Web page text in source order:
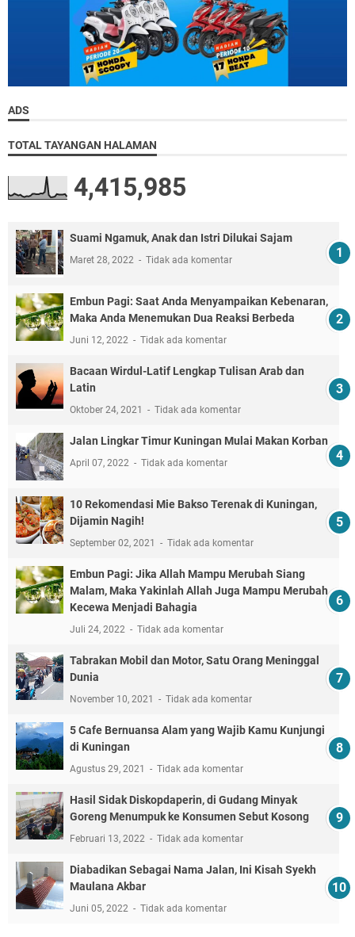
ADS
TOTAL TAYANGAN HALAMAN
4,415,985
Suami Ngamuk, Anak dan Istri Dilukai Sajam
Maret 28, 2022 Tidak ada komentar
Embun Pagi: Saat Anda Menyampaikan Kebenaran,
Maka Anda Menemukan Dua Reaksi Berbeda
Juni 12, 2022 Tidak ada komentar
Bacaan Wirdul-Latif Lengkap Tulisan Arab dan
Latin
Oktober 24, 2021 Tidak ada komentar
Jalan Lingkar Timur Kuningan Mulai Makan Korban
April 07, 2022 Tidak ada komentar
10 Rekomendasi Mie Bakso Terenak di Kuningan,
Dijamin Nagih!
September 02, 2021 Tidak ada komentar
Embun Pagi: Jika Allah Mampu Merubah Siang
Malam, Maka Yakinlah Allah Juga Mampu Merubah
Kecewa Menjadi Bahagia
Juli 24, 2022 Tidak ada komentar
Tabrakan Mobil dan Motor, Satu Orang Meninggal
Dunia
November 10, 2021 Tidak ada komentar
5 Cafe Bernuansa Alam yang Wajib Kamu Kunjungi
di Kuningan
Agustus 29, 2021 Tidak ada komentar
Hasil Sidak Diskopdaperin, di Gudang Minyak
Goreng Menumpuk ke Konsumen Sebut Kosong
Februari 13, 2022 Tidak ada komentar
Diabadikan Sebagai Nama Jalan, Ini Kisah Syekh
Maulana Akbar
Juni 05, 2022 Tidak ada komentar